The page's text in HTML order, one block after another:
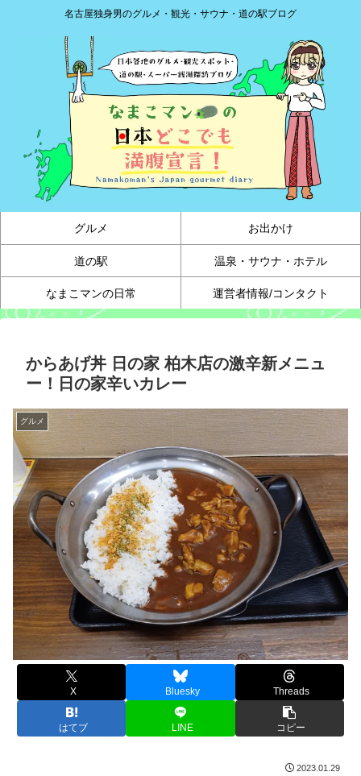
名古屋独身男のグルメ・観光・サウナ・道の駅ブログ
グルメ お出かけ
道の駅 温泉・サウナ・ホテル
なまこマンの日常 運営者情報/コンタクト
からあげ丼 日の家 柏木店の激辛新メニュ
ー！日の家辛いカレー
グルメ
X Bluesky Threads
はてブ LINE コピー
2023.01.29